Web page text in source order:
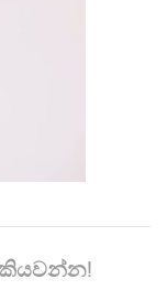
කියවන්න!